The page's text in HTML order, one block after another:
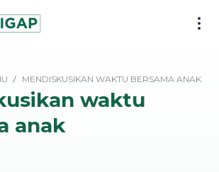
MENDISKUSIKAN WAKTU BERSAMA ANAK
waktu
anak